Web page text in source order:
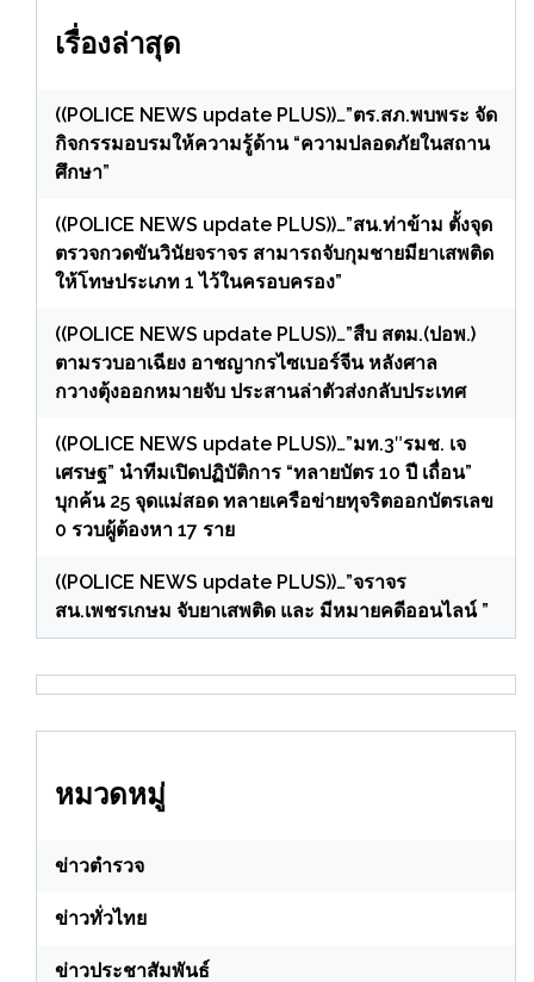
เรื่องล่าสุด
((POLICE NEWS update PLUS))…”ตร.สภ.พบพระ จัด
กิจกรรมอบรมให้ความรู้ด้าน “ความปลอดภัยในสถาน
ศึกษา”
((POLICE NEWS update PLUS))…”สน.ท่าข้าม ตั้งจุด
ตรวจกวดขันวินัยจราจร สามารถจับกุมชายมียาเสพติด
ให้โทษประเภท 1 ไว้ในครอบครอง”
((POLICE NEWS update PLUS))…”สืบ สตม.(ปอพ.)
ตามรวบอาเฉียง อาชญากรไซเบอร์จีน หลังศาล
กวางตุ้งออกหมายจับ ประสานล่าตัวส่งกลับประเทศ
((POLICE NEWS update PLUS))…”มท.3″รมช. เจ
เศรษฐ” นำทีมเปิดปฏิบัติการ “ทลายบัตร 10 ปี เถื่อน”
บุกค้น 25 จุดแม่สอด ทลายเครือข่ายทุจริตออกบัตรเลข
0 รวบผู้ต้องหา 17 ราย
((POLICE NEWS update PLUS))…”จราจร
สน.เพชรเกษม จับยาเสพติด และ มีหมายคดีออนไลน์ ”
หมวดหมู่
ข่าวตำรวจ
ข่าวทั่วไทย
ข่าวประชาสัมพันธ์